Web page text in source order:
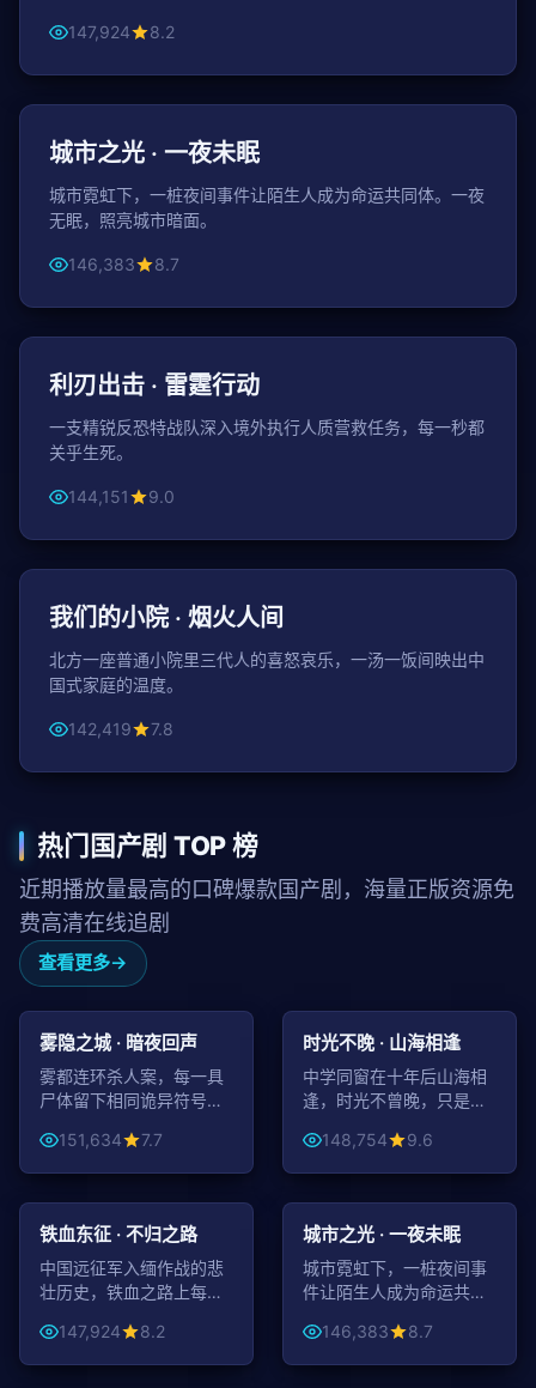
147,924 8.2
都市
城市之光 · 一夜未眠
城市霓虹下，一桩夜间事件让陌生人成为命运共同体。一夜
无眠，照亮城市暗面。
146,383 8.7
动作
利刃出击 · 雷霆行动
一支精锐反恐特战队深入境外执行人质营救任务，每一秒都
关乎生死。
144,151 9.0
家庭
我们的小院 · 烟火人间
北方一座普通小院里三代人的喜怒哀乐，一汤一饭间映出中
国式家庭的温度。
142,419 7.8
热门国产剧 TOP 榜
近期播放量最高的口碑爆款国产剧，海量正版资源免
费高清在线追剧
查看更多
悬疑
雾隐之城 · 暗夜回声
雾都连环杀人案，每一具
尸体留下相同诡异符号。
开。151,634 7.7
爱情
时光不晚 · 山海相逢
中学同窗在十年后山海相
逢，时光不曾晚，只是用
此身边。
148,754 9.6
战争
99:13
铁血东征 · 不归之路
中国远征军入缅作战的悲
壮历史，铁血之路上每一
147,924 8.2
都市
99:56
城市之光 · 一夜未眠
城市霓虹下，一桩夜间事
件让陌生人成为命运共同
暗面。
146,383 8.7
99:31 49:07